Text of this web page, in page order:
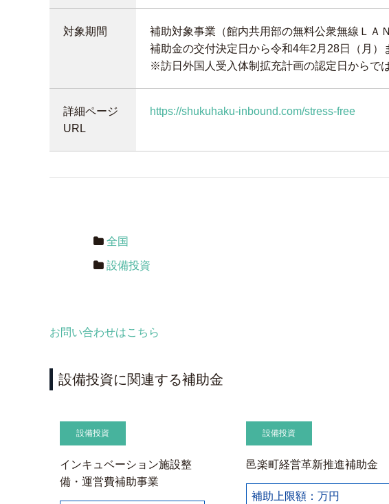
対象期間
補助対象事業（館内共用部の無料公衆無線ＬＡ
補助金の交付決定日から令和4年2月28日（月）
※訪日外国人受入体制拡充計画の認定日からで
詳細ページ
URL
https://shukuhaku-inbound.com/stress-free
全国
設備投資
お問い合わせはこちら
設備投資に関連する補助金
設備投資
インキュベーション施設整
備・運営費補助事業
設備投資
邑楽町経営革新推進補助金
補助上限額：万円